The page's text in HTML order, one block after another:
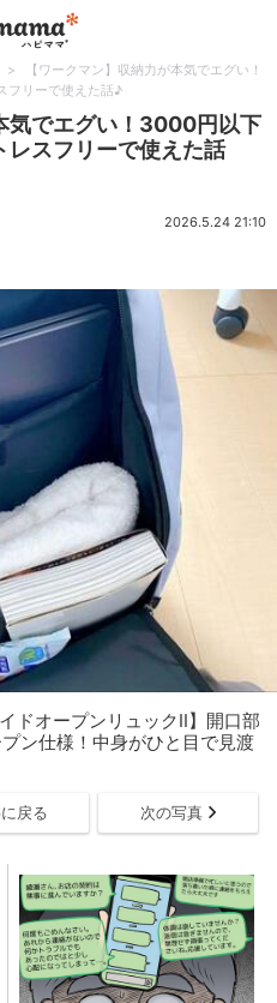
>
【ワークマン】収納力が本気でエグい！
フリーで使えた話♪
気でエグい！3000円以下
レスフリーで使えた話
2026.5.24 21:10
ドオープンリュックII】開口部
ン仕様！中身がひと目で見渡
戻る 次の写真